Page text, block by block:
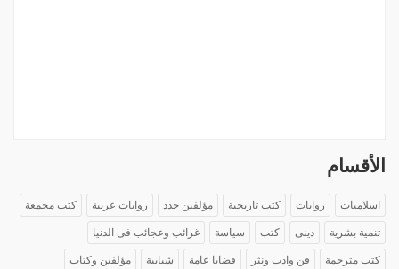
الأقسام
اسلاميات روايات كتب تاريخية مؤلفين جدد روايات عربية كتب مجمعة
تنمية بشرية دينى كتب سياسة غرائب وعجائب فى الدنيا
كتب مترجمة فن وادب ونثر قضايا عامة شبابية مؤلفين وكتاب